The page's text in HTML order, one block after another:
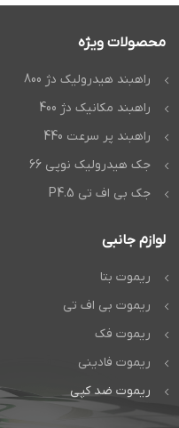
محصولات ویژه
راهبند هیدرولیک دژ 800
راهبند مکانیک دژ 400
راهبند پر سرعت 440
جک هیدرولیک نوپی 66
جک بی اف تی P4.5
لوازم جانبی
ریموت بتا
ریموت بی اف تی
ریموت فک
ریموت فادینی
ریموت ضد کپی